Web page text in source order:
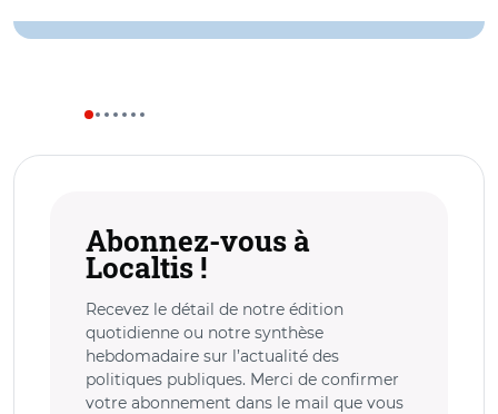
Abonnez-vous à
Localtis !
Recevez le détail de notre édition
quotidienne ou notre synthèse
hebdomadaire sur l’actualité des
politiques publiques. Merci de confirmer
votre abonnement dans le mail que vous